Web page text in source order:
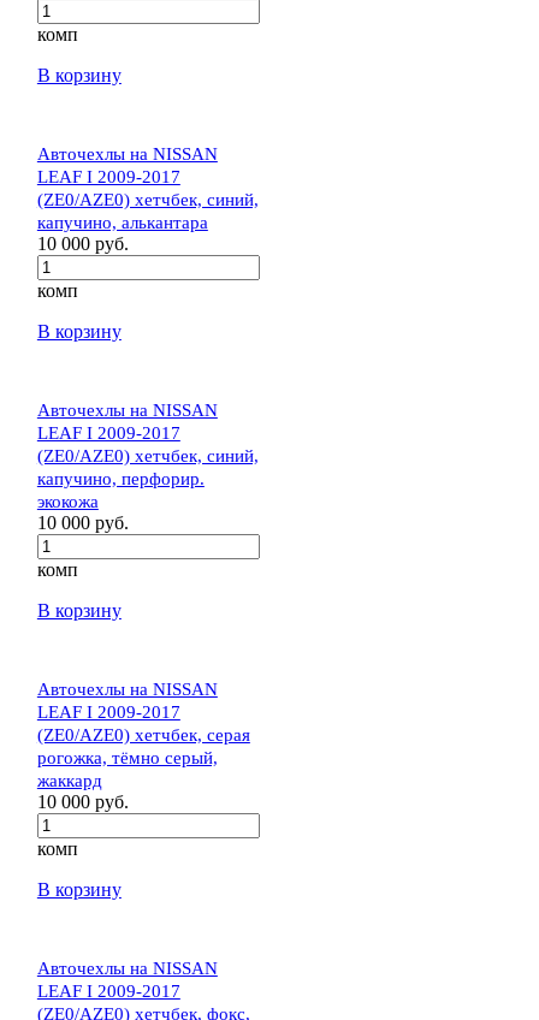
комп
В корзину
Авточехлы на NISSAN
LEAF I 2009-2017
(ZE0/AZE0) хетчбек, синий,
капучино, алькантара
10 000 руб.
комп
В корзину
Авточехлы на NISSAN
LEAF I 2009-2017
(ZE0/AZE0) хетчбек, синий,
капучино, перфорир.
экокожа
10 000 руб.
комп
В корзину
Авточехлы на NISSAN
LEAF I 2009-2017
(ZE0/AZE0) хетчбек, серая
рогожка, тёмно серый,
жаккард
10 000 руб.
комп
В корзину
Авточехлы на NISSAN
LEAF I 2009-2017
(ZE0/AZE0) хетчбек, фокс,